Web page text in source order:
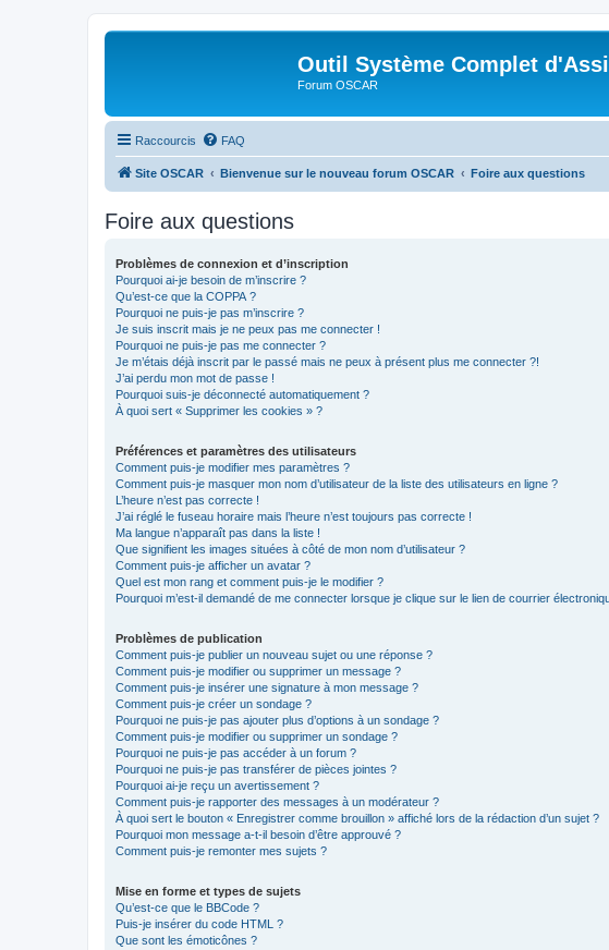
Outil Système Complet
Forum OSCAR
Raccourcis FAQ
Site OSCAR Bienvenue sur le nouveau forum OSCAR Foire aux questions
Foire aux questions
Problèmes de connexion et d’inscription
Pourquoi ai-je besoin de m’inscrire ?
Qu’est-ce que la COPPA ?
Pourquoi ne puis-je pas m’inscrire ?
Je suis inscrit mais je ne peux pas me connecter !
Pourquoi ne puis-je pas me connecter ?
Je m’étais déjà inscrit par le passé mais ne peux à présent plus me connecter ?!
J’ai perdu mon mot de passe !
Pourquoi suis-je déconnecté automatiquement ?
À quoi sert « Supprimer les cookies » ?
Préférences et paramètres des utilisateurs
Comment puis-je modifier mes paramètres ?
Comment puis-je masquer mon nom d’utilisateur de la liste des utilisateurs en ligne ?
L’heure n’est pas correcte !
J’ai réglé le fuseau horaire mais l’heure n’est toujours pas correcte !
Ma langue n’apparaît pas dans la liste !
Que signifient les images situées à côté de mon nom d’utilisateur ?
Comment puis-je afficher un avatar ?
Quel est mon rang et comment puis-je le modifier ?
Pourquoi m’est-il demandé de me connecter lorsque je clique sur le lien de courrier
Problèmes de publication
Comment puis-je publier un nouveau sujet ou une réponse ?
Comment puis-je modifier ou supprimer un message ?
Comment puis-je insérer une signature à mon message ?
Comment puis-je créer un sondage ?
Pourquoi ne puis-je pas ajouter plus d’options à un sondage ?
Comment puis-je modifier ou supprimer un sondage ?
Pourquoi ne puis-je pas accéder à un forum ?
Pourquoi ne puis-je pas transférer de pièces jointes ?
Pourquoi ai-je reçu un avertissement ?
Comment puis-je rapporter des messages à un modérateur ?
À quoi sert le bouton « Enregistrer comme brouillon » affiché lors de la rédaction d’un sujet ?
Pourquoi mon message a-t-il besoin d’être approuvé ?
Comment puis-je remonter mes sujets ?
Mise en forme et types de sujets
Qu’est-ce que le BBCode ?
Puis-je insérer du code HTML ?
Que sont les émoticônes ?